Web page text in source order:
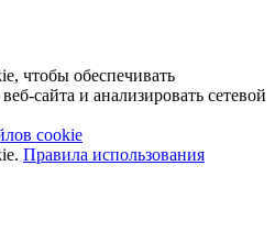
чтобы обеспечивать
сайта и анализировать сетевой
cookie
Правила использования